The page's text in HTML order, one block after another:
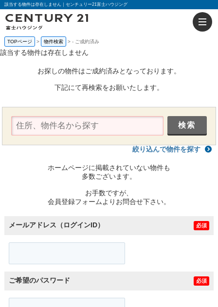
該当する物件は存在しません｜センチュリー21富士ハウジング
TOPページ 物件検索 - ご成約済み
該当する物件は存在しません
お探しの物件はご成約済みとなっております。
下記にて再検索をお願いたします。
絞り込んで物件を探す
ホームページに掲載されていない物件も
多数ございます。
お手数ですが、
会員登録フォームよりお問合せ下さい。
メールアドレス（ログインID） 必須
ご希望のパスワード 必須